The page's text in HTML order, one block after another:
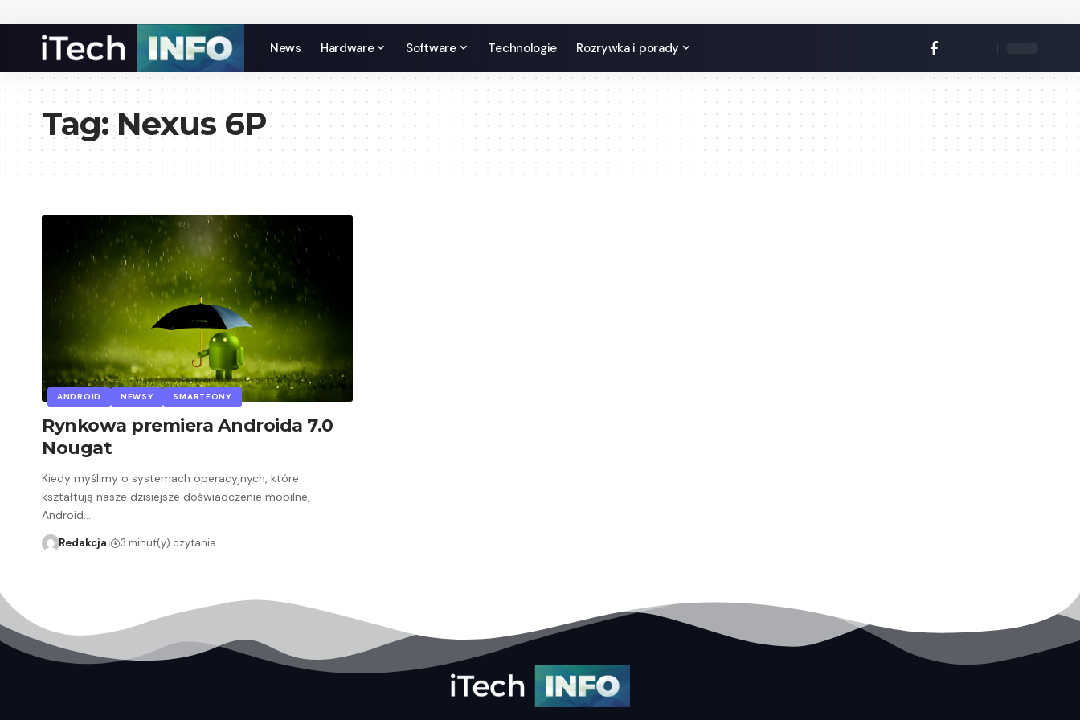
News Hardware Software Technologie Rozrywka i porady
Tag:Nexus 6P
ANDROID NEWSY SMARTFONY
Rynkowa premiera Androida 7.0
Nougat
Kiedy myślimy o systemach operacyjnych, które
kształtują nasze dzisiejsze doświadczenie mobilne,
Android…
Redakcja 3 minut(y) czytania